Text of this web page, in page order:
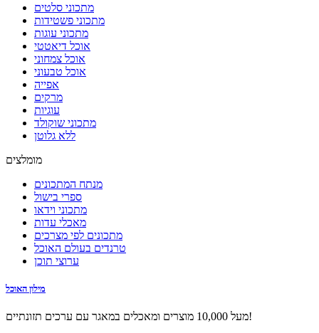
מתכוני סלטים
מתכוני פשטידות
מתכוני עוגות
אוכל דיאטטי
אוכל צמחוני
אוכל טבעוני
אפייה
מרקים
עוגיות
מתכוני שוקולד
ללא גלוטן
מומלצים
מנתח המתכונים
ספרי בישול
מתכוני וידאו
מאכלי עדות
מתכונים לפי מצרכים
טרנדים בעולם האוכל
ערוצי תוכן
מילון האוכל
מעל 10,000 מוצרים ומאכלים במאגר עם ערכים תזונתיים!